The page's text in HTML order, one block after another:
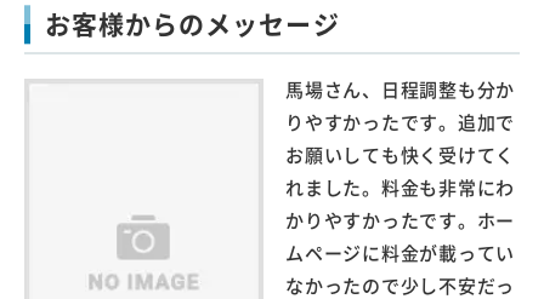
お客様からのメッセージ
馬場さん、日程調整も分か
りやすかったです。追加で
お願いしても快く受けてく
れました。料金も非常にわ
かりやすかったです。ホー
ムページに料金が載ってい
なかったので少し不安だっ